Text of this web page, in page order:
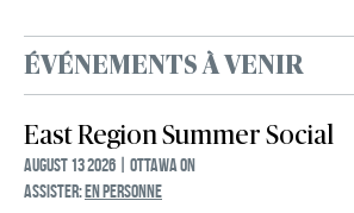
ÉVÉNEMENTS À VENIR
East Region Summer Social
August 13 2026 | Ottawa ON
ASSISTER:EN PERSONNE